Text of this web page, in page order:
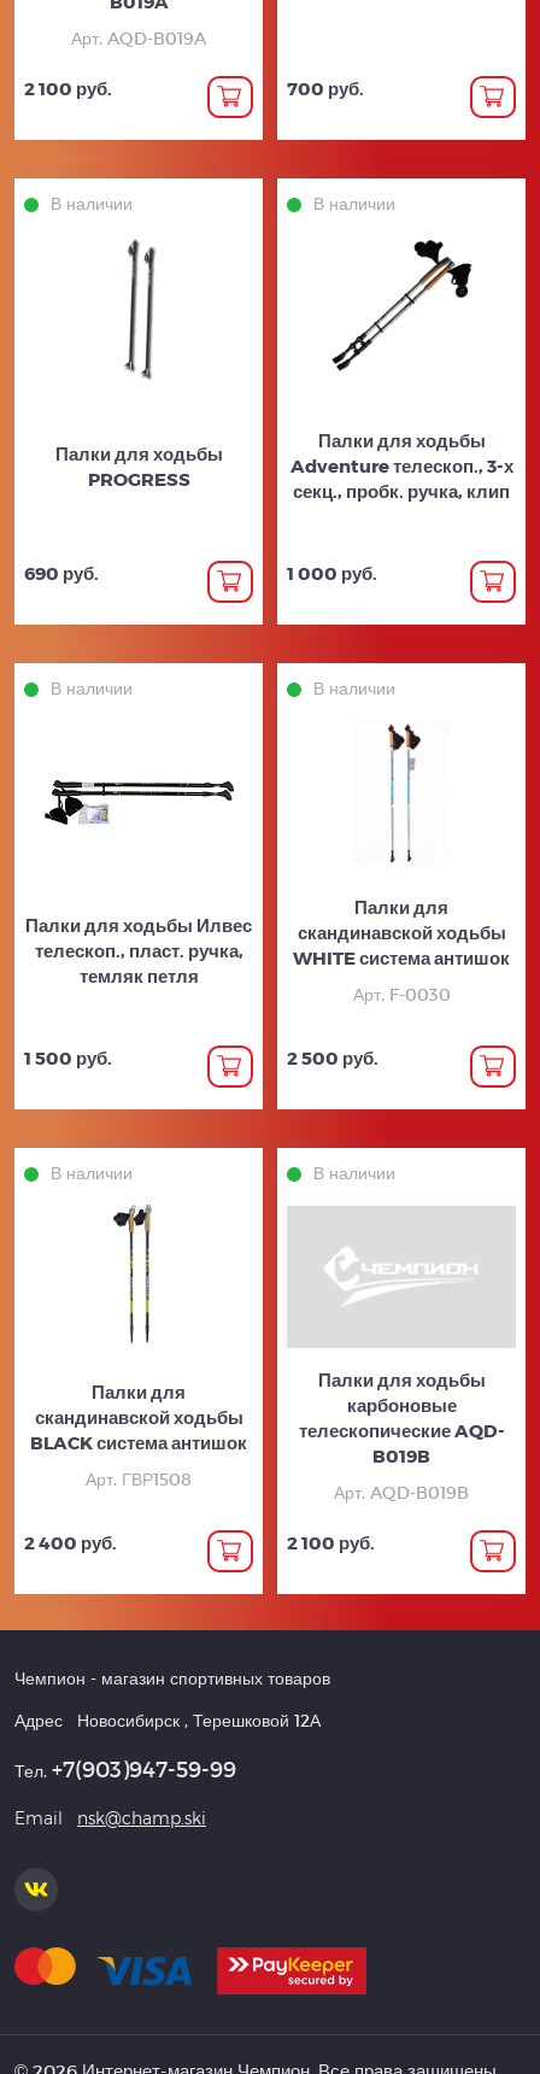
Арт. AQD-B019A
2 100 руб. 700 руб.
В наличии
Палки для ходьбы
PROGRESS
690 руб.
В наличии
Палки для ходьбы
Adventure телескоп., 3-х
секц., пробк. ручка, клип
1 000 руб.
В наличии
Палки для ходьбы Илвес
телескоп., пласт. ручка,
темляк петля
1 500 руб.
В наличии
Палки для
скандинавской ходьбы
WHITE система антишок
Арт. F-0030
2 500 руб.
В наличии
Палки для
скандинавской ходьбы
BLACK система антишок
Арт. ГВР1508
2 400 руб.
В наличии
Палки для ходьбы
карбоновые
телескопические AQD-
B019B
Арт. AQD-B019B
2 100 руб.
Чемпион - магазин спортивных товаров
Адрес Новосибирск , Терешковой 12А
Тел. +7(903)947-59-99
Email nsk@champ.ski